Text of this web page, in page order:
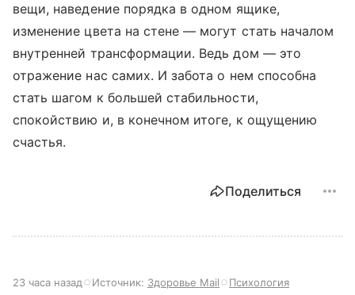
вещи, наведение порядка в одном ящике,
изменение цвета на стене — могут стать началом
внутренней трансформации. Ведь дом — это
отражение нас самих. И забота о нем способна
стать шагом к большей стабильности,
спокойствию и, в конечном итоге, к ощущению
счастья.
Поделиться
23 часа назад Источник: Здоровье Mail Психология